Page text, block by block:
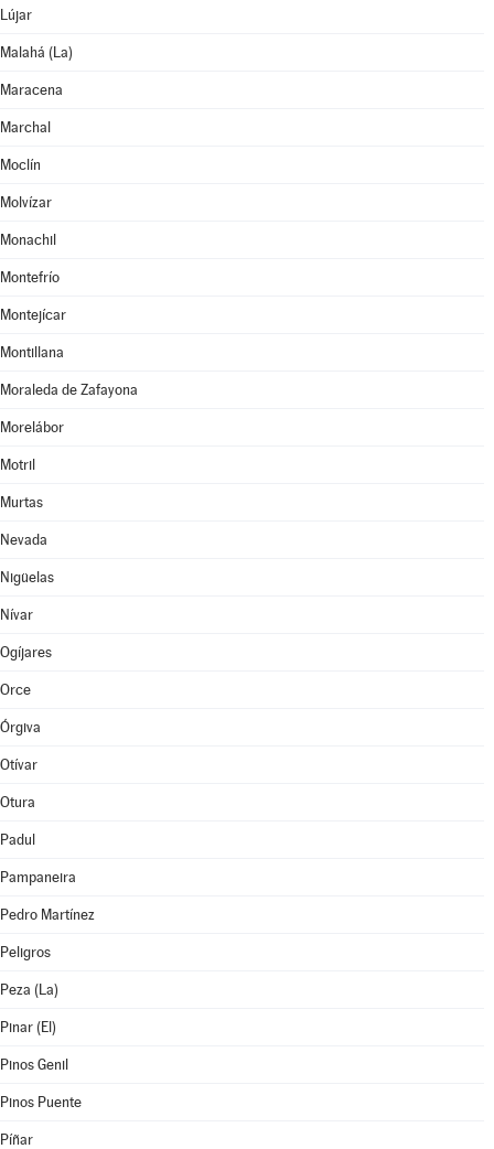
Lújar
Malahá (La)
Maracena
Marchal
Moclín
Molvízar
Monachil
Montefrío
Montejícar
Montillana
Moraleda de Zafayona
Morelábor
Motril
Murtas
Nevada
Nigüelas
Nívar
Ogíjares
Orce
Órgiva
Otívar
Otura
Padul
Pampaneira
Pedro Martínez
Peligros
Peza (La)
Pinar (El)
Pinos Genil
Pinos Puente
Píñar